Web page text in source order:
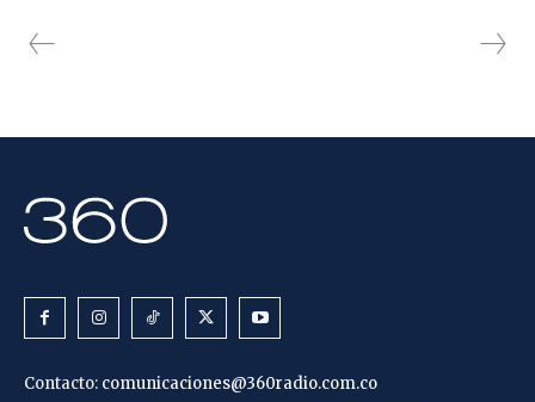
Contacto: comunicaciones@360radio.com.co